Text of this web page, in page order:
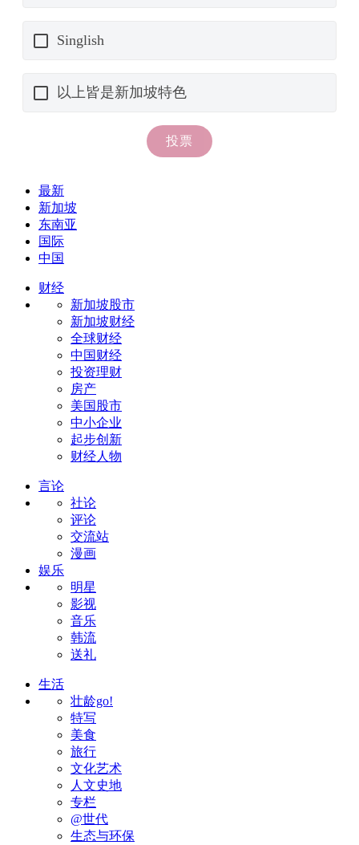
最新
新加坡
东南亚
国际
中国
财经
新加坡股市
新加坡财经
全球财经
中国财经
投资理财
房产
美国股市
中小企业
起步创新
财经人物
言论
社论
评论
交流站
漫画
娱乐
明星
影视
音乐
韩流
送礼
生活
壮龄go!
特写
美食
旅行
文化艺术
人文史地
专栏
@世代
生态与环保